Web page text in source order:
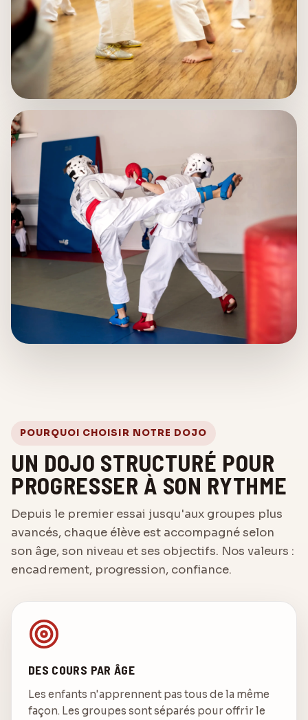
POURQUOI CHOISIR NOTRE DOJO
UN DOJO STRUCTURÉ POUR
PROGRESSER À SON RYTHME
Depuis le premier essai jusqu'aux groupes plus
avancés, chaque élève est accompagné selon
son âge, son niveau et ses objectifs. Nos valeurs :
encadrement, progression, confiance.
DES COURS PAR ÂGE
Les enfants n'apprennent pas tous de la même
façon. Les groupes sont séparés pour offrir le